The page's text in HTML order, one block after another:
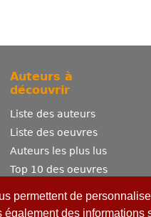
permettent de
des informations
Auteurs à
découvrir
Liste des auteurs
Liste des oeuvres
Auteurs les plus lus
Top 10 des oeuvres